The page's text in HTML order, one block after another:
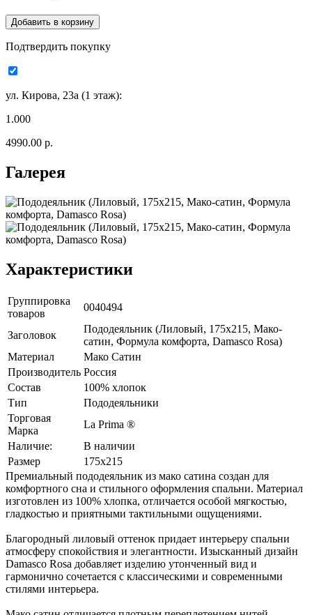
Подтвердить покупку
ул. Кирова, 23а (1 этаж):
1.000
4990.00 р.
Галерея
Характеристики
Группировка
товаров
0040494
Заголовок
Пододеяльник (Лиловый, 175x215, Мако-
сатин, Формула комфорта, Damasco Rosa)
Материал
Мако Сатин
Производитель Россия
Состав
100% хлопок
Тип
Пододеяльники
Торговая
Марка
La Prima ®
Наличие:
В наличии
Размер
175х215
Премиальный пододеяльник из мако сатина создан для
комфортного сна и стильного оформления спальни. Материал
изготовлен из 100% хлопка, отличается особой мягкостью,
гладкостью и приятными тактильными ощущениями.
Благородный лиловый оттенок придает интерьеру спальни
атмосферу спокойствия и элегантности. Изысканный дизайн
Damasco Rosa добавляет изделию утонченный вид и
гармонично сочетается с классическими и современными
стилями интерьера.